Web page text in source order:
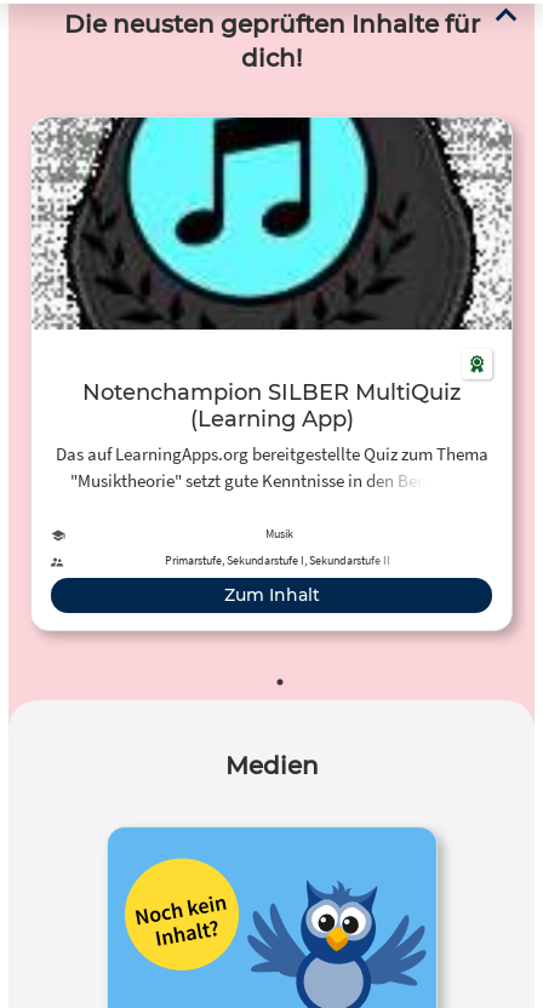
Die neusten geprüften Inhalte für
dich!
Notenchampion SILBER MultiQuiz
(Learning App)
Das auf LearningApps.org bereitgestellte Quiz zum Thema
"Musiktheorie" setzt gute Kenntnisse in den Bereichen
Instrumentenkunde sowie Akustik & Fachbezeichnungen
voraus.
Musik
Primarstufe, Sekundarstufe I, Sekundarstufe II
Zum Inhalt
Medien